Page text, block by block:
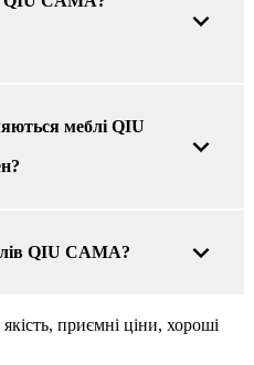
меблі QIU
QIU CAMA?
приємні ціни, хороші